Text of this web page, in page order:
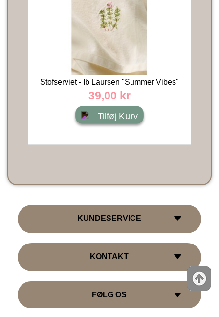
Stofserviet - Ib Laursen "Summer Vibes"
råhvid m/...
39,00 kr
Tilføj Kurv
KUNDESERVICE
KONTAKT
FØLG OS